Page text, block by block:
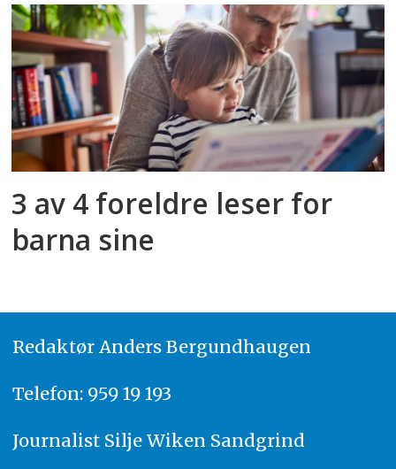
3 av 4 foreldre leser for
barna sine
Redaktør Anders Bergundhaugen
Telefon: 959 19 193
Journalist Silje Wiken Sandgrind